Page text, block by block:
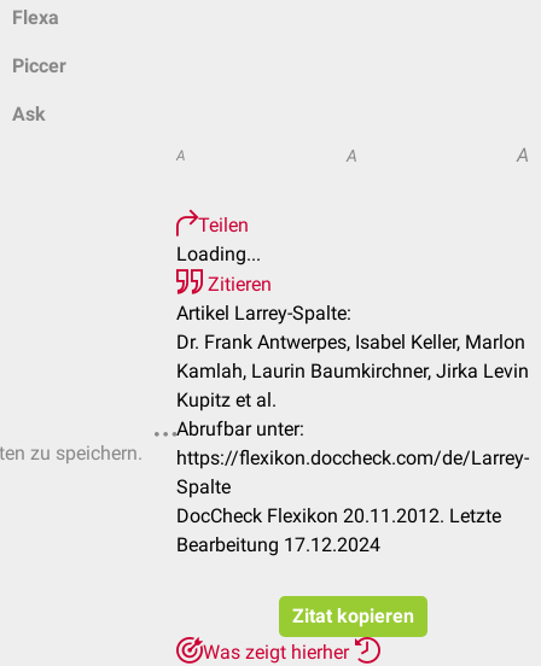
Flexa
Piccer
Ask
zu speichern.
A A A
Teilen
Loading...
Zitieren
Artikel Larrey-Spalte:
Dr. Frank Antwerpes, Isabel Keller, Marlon
Kamlah, Laurin Baumkirchner, Jirka Levin
Kupitz et al.
Abrufbar unter:
https://flexikon.doccheck.com/de/Larrey-
Spalte
DocCheck Flexikon 20.11.2012. Letzte
Bearbeitung 17.12.2024
Zitat kopieren
Was zeigt hierher